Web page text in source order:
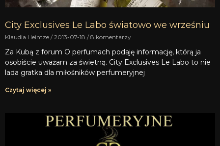
City Exclusives Le Labo światowo we wrześniu
Klaudia Heintze 2013-07-18 8 komentarzy
Za Kubą z forum O perfumach podaję informację, którą ja
osobiście uważam za świetną. City Exclusives Le Labo to nie
lada gratka dla miłośników perfumeryjnej
Czytaj więcej »